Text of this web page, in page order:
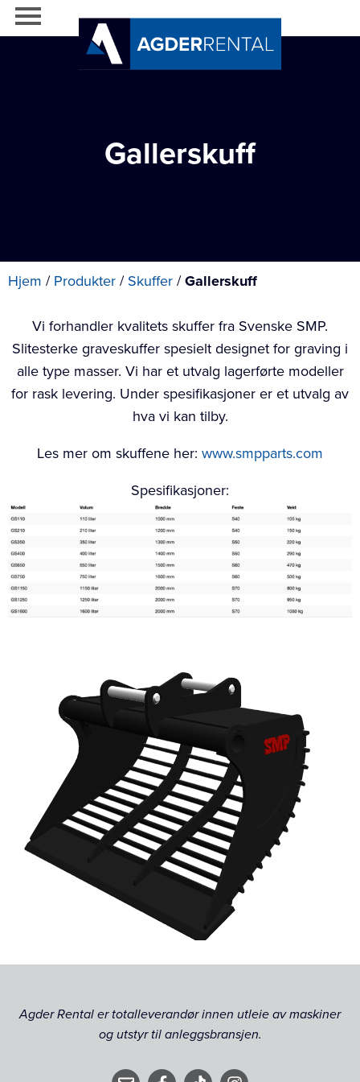
Gallerskuff
Hjem / Produkter / Skuffer /Gallerskuff
Vi forhandler kvalitets skuffer fra Svenske SMP.
Slitesterke graveskuffer spesielt designet for graving i
alle type masser. Vi har et utvalg lagerførte modeller
for rask levering. Under spesifikasjoner er et utvalg av
hva vi kan tilby.
Les mer om skuffene her: www.smpparts.com
Spesifikasjoner:
Agder Rental er totalleverandør innen utleie av maskiner
og utstyr til anleggsbransjen.